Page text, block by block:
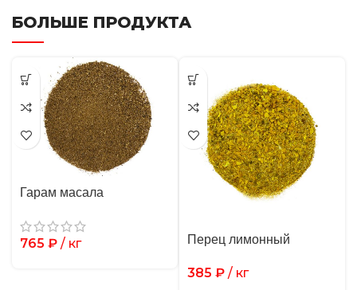
БОЛЬШЕ ПРОДУКТА
Гарам масала
765 ₽ / кг Перец лимонный
385 ₽ / кг